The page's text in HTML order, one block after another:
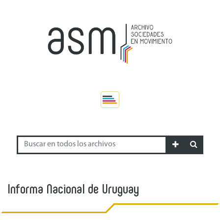
Informa Nacional de Uruguay